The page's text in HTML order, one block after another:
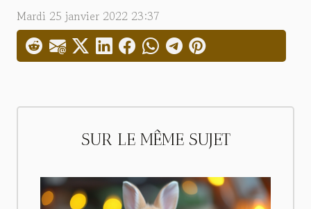
Mardi 25 janvier 2022 23:37
SUR LE MÊME SUJET